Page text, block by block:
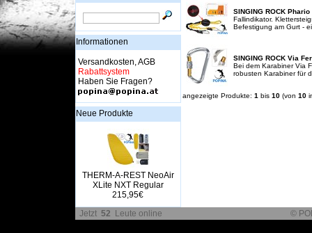
Informationen
Versandkosten, AGB
Rabattsystem
Haben Sie Fragen?
Neue Produkte
THERM-A-REST NeoAir
XLite NXT Regular
215,95€
SINGING ROCK Phario
Fallindikator.
Befestigung am Gurt -
SINGING ROCK Via
Bei dem Karabiner Via
robusten Karabiner für
angezeigte Produkte: 1 bis 10(von 10
Jetzt 52 Leute online ©